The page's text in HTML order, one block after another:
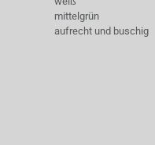
mittelgrün
aufrecht und buschig